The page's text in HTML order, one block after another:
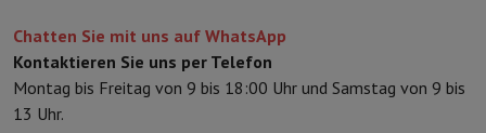
Chatten Sie mit uns auf WhatsApp
Kontaktieren Sie uns per Telefon
Montag bis Freitag von 9 bis 18:00 Uhr und Samstag von 9 bis
13 Uhr.